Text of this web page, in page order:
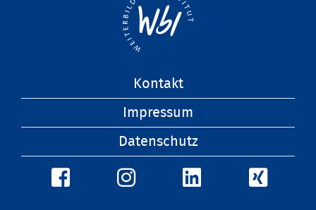
Kontakt
Impressum
Datenschutz